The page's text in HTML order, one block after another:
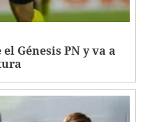
Génesis PN y va a